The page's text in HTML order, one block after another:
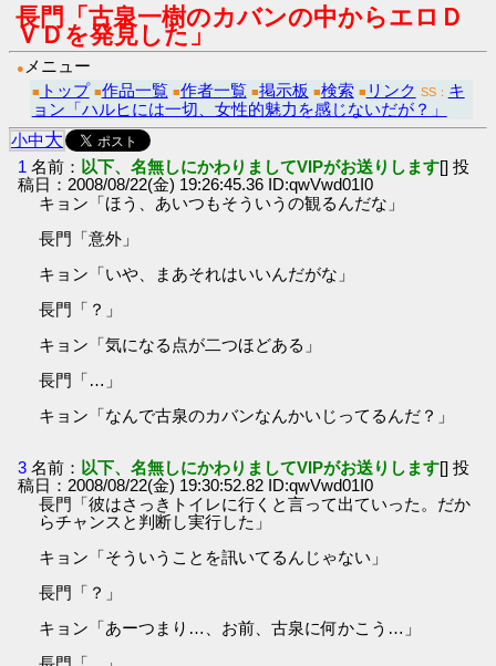
長門「古泉一樹のカバンの中からエロＤ
ＶＤを発見した」
● メニュー
■ トップ ■作品一覧 ■作者一覧 ■掲示板 ■検索 ■ リンク SS： キ
ョン「ハルヒには一切、女性的魅力を感じないだが？」
小中大
1 名前： 以下、名無しにかわりましてVIPがお送りします[] 投
稿日：2008/08/22(金) 19:26:45.36 ID:qwVwd01I0
キョン「ほう、あいつもそういうの観るんだな」
長門「意外」
キョン「いや、まあそれはいいんだがな」
長門「？」
キョン「気になる点が二つほどある」
長門「…」
キョン「なんで古泉のカバンなんかいじってるんだ？」
3 名前： 以下、名無しにかわりましてVIPがお送りします[] 投
稿日：2008/08/22(金) 19:30:52.82 ID:qwVwd01I0
長門「彼はさっきトイレに行くと言って出ていった。だか
らチャンスと判断し実行した」
キョン「そういうことを訊いてるんじゃない」
長門「？」
キョン「あーつまり…、お前、古泉に何かこう…」